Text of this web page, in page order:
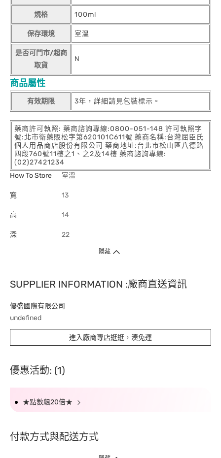
規格 100ml
保存環境 室溫
是否可門市/超商
取貨
N
商品屬性
有效期限 3年，詳細請見包裝標示。
藥商許可執照: 藥商諮詢專線:0800-051-148 許可執照字
號:北市衛藥販松字第620101C611號 藥商名稱:台灣屈臣氏
個人用品商店股份有限公司 藥商地址:台北市松山區八德路
四段760號11樓之1、之2及14樓 藥商諮詢專線:
(02)27421234
How To Store
室溫
寬 13
高 14
深 22
隱藏
SUPPLIER INFORMATION :廠商直送資訊
優盛國際有限公司
undefined
進入廠商專店逛逛，湊免運
優惠活動: (1)
★點數飆20倍★
付款方式與配送方式